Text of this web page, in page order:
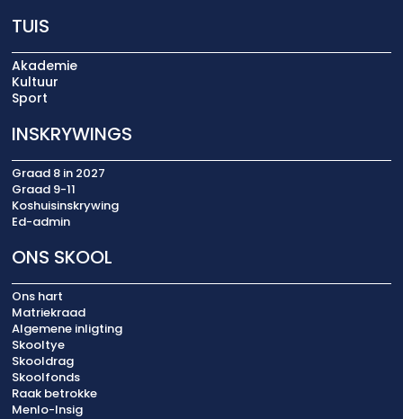
TUIS
Akademie
Kultuur
Sport
INSKRYWINGS
Graad 8 in 2027
Graad 9-11
Koshuisinskrywing
Ed-admin
ONS SKOOL
Ons hart
Matriekraad
Algemene inligting
Skooltye
Skooldrag
Skoolfonds
Raak betrokke
Menlo-Insig